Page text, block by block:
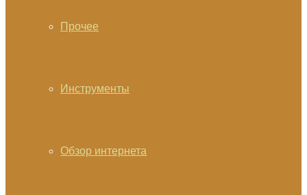
Прочее
Инструменты
Обзор интернета